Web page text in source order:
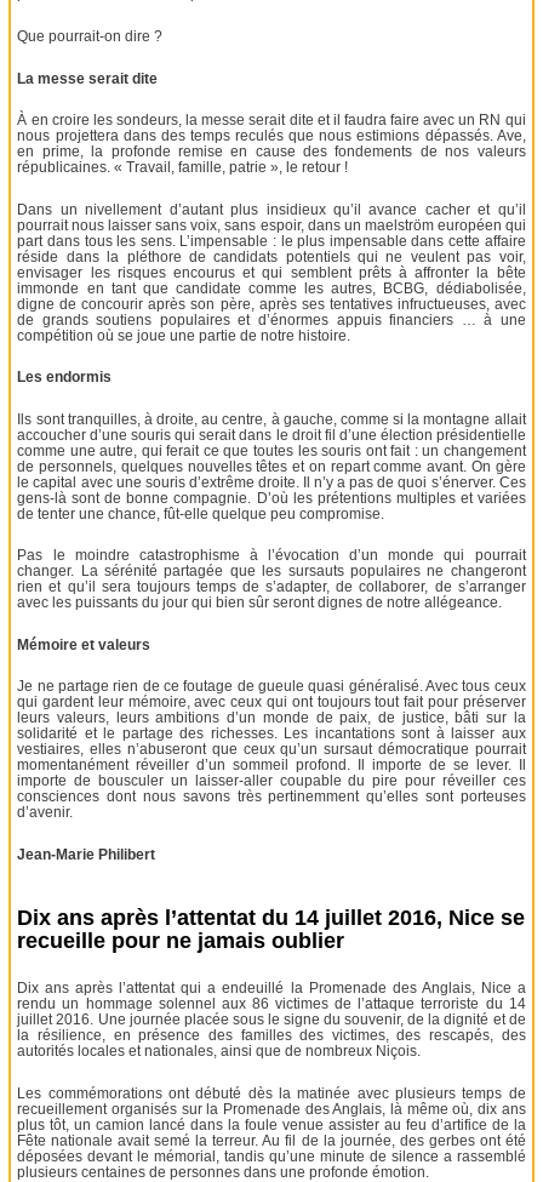
Que pourrait-on dire ?
La messe serait dite
À en croire les sondeurs, la messe serait dite et il faudra faire avec un RN qui
nous projettera dans des temps reculés que nous estimions dépassés. Ave,
en prime, la profonde remise en cause des fondements de nos valeurs
républicaines. « Travail, famille, patrie », le retour !
Dans un nivellement d’autant plus insidieux qu’il avance cacher et qu’il
pourrait nous laisser sans voix, sans espoir, dans un maelström européen qui
part dans tous les sens. L’impensable : le plus impensable dans cette affaire
réside dans la pléthore de candidats potentiels qui ne veulent pas voir,
envisager les risques encourus et qui semblent prêts à affronter la bête
immonde en tant que candidate comme les autres, BCBG, dédiabolisée,
digne de concourir après son père, après ses tentatives infructueuses, avec
de grands soutiens populaires et d’énormes appuis financiers … à une
compétition où se joue une partie de notre histoire.
Les endormis
Ils sont tranquilles, à droite, au centre, à gauche, comme si la montagne allait
accoucher d’une souris qui serait dans le droit fil d’une élection présidentielle
comme une autre, qui ferait ce que toutes les souris ont fait : un changement
de personnels, quelques nouvelles têtes et on repart comme avant. On gère
le capital avec une souris d’extrême droite. Il n’y a pas de quoi s’énerver. Ces
gens-là sont de bonne compagnie. D’où les prétentions multiples et variées
de tenter une chance, fût-elle quelque peu compromise.
Pas le moindre catastrophisme à l’évocation d’un monde qui pourrait
changer. La sérénité partagée que les sursauts populaires ne changeront
rien et qu’il sera toujours temps de s’adapter, de collaborer, de s’arranger
avec les puissants du jour qui bien sûr seront dignes de notre allégeance.
Mémoire et valeurs
Je ne partage rien de ce foutage de gueule quasi généralisé. Avec tous ceux
qui gardent leur mémoire, avec ceux qui ont toujours tout fait pour préserver
leurs valeurs, leurs ambitions d’un monde de paix, de justice, bâti sur la
solidarité et le partage des richesses. Les incantations sont à laisser aux
vestiaires, elles n’abuseront que ceux qu’un sursaut démocratique pourrait
momentanément réveiller d’un sommeil profond. Il importe de se lever. Il
importe de bousculer un laisser-aller coupable du pire pour réveiller ces
consciences dont nous savons très pertinemment qu’elles sont porteuses
d’avenir.
Jean-Marie Philibert
Dix ans après l’attentat du 14 juillet 2016, Nice se
recueille pour ne jamais oublier
Dix ans après l’attentat qui a endeuillé la Promenade des Anglais, Nice a
rendu un hommage solennel aux 86 victimes de l’attaque terroriste du 14
juillet 2016. Une journée placée sous le signe du souvenir, de la dignité et de
la résilience, en présence des familles des victimes, des rescapés, des
autorités locales et nationales, ainsi que de nombreux Niçois.
Les commémorations ont débuté dès la matinée avec plusieurs temps de
recueillement organisés sur la Promenade des Anglais, là même où, dix ans
plus tôt, un camion lancé dans la foule venue assister au feu d’artifice de la
Fête nationale avait semé la terreur. Au fil de la journée, des gerbes ont été
déposées devant le mémorial, tandis qu’une minute de silence a rassemblé
plusieurs centaines de personnes dans une profonde émotion.